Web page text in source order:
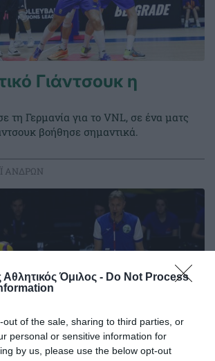
Όμιλος - Do Not Process
out of the sale, sharing to third parties, or
personal or sensitive information for
by us, please use the below opt-out
Γιάντσουκ η
τη Γερμανία για το VNL, σε ένα ματς
βοήθησε σημαντικά.
ΑΝΔΡΩΝ